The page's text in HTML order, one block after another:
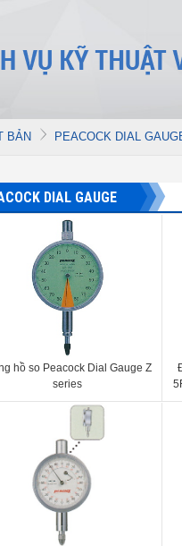
BẢN PEACOCK DIAL
DIAL GAUGE
hồ so Peacock Dial Gauge Z
series